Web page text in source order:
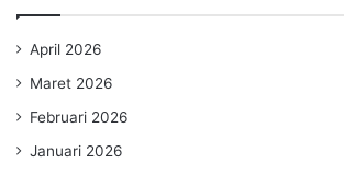
April 2026
Maret 2026
Februari 2026
Januari 2026